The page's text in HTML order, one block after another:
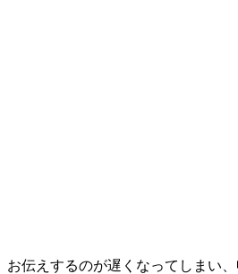
お伝えするのが遅くなってしまい、